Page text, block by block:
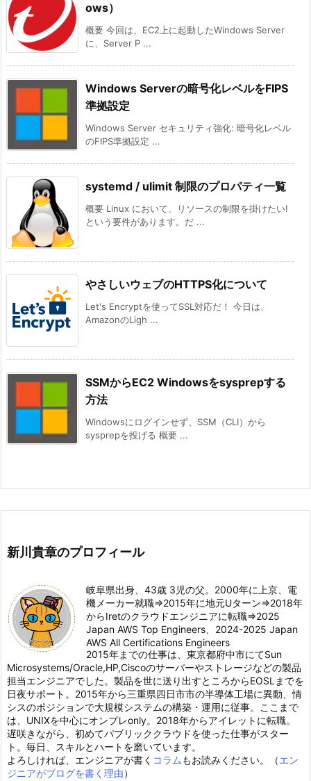
ows）
概要 今回は、EC2上に起動したWindows Server
に、Server P ...
Windows Serverの暗号化レベルをFIPS
準拠設定
Windows Server セキュリティ強化: 暗号化レベル
のFIPS準拠設定 ...
systemd / ulimit 制限のプロパティ一覧
概要 Linux において、リソースの制限を掛けたい!
という要件があります。だ ...
やさしいウェブのHTTPS化について
Let's Encryptを使ってSSL対応だ！ 今日は、
AmazonのLigh ...
SSMからEC2 Windowsをsysprepする
方法
Windowsにログインせず、SSM（CLI）から
sysprepを投げる 概要 ...
新川貴章のプロフィール
岐阜県出身、43歳 3児の父。2000年に上京、電
機メーカー就職⇒2015年に地元Uターン⇒2018年
からIretのクラウドエンジニアに転職⇒2025
Japan AWS Top Engineers、2024-2025 Japan
AWS All Certifications Engineers
2015年までの仕事は、東京都府中市にてSun
Microsystems/Oracle,HP,Ciscoのサーバーやストレージなどの製品
担当エンジニアでした。製品を世に送り出すところからEOSLまでを
日夜サポート。2015年から三重県四日市市の半導体工場に異動、情
シスのポジションで大規模システムの構築・運用に従事。ここまで
は、UNIXを中心にオンプレonly。2018年からアイレットに転職。
遅咲きながら、初めてパブリッククラウドを使った仕事がスター
ト。毎日、スキルとハートを磨いています。
よろしければ、エンジニアが書く コラムもお読みください。（エン
ジニアがブログを書く理由）